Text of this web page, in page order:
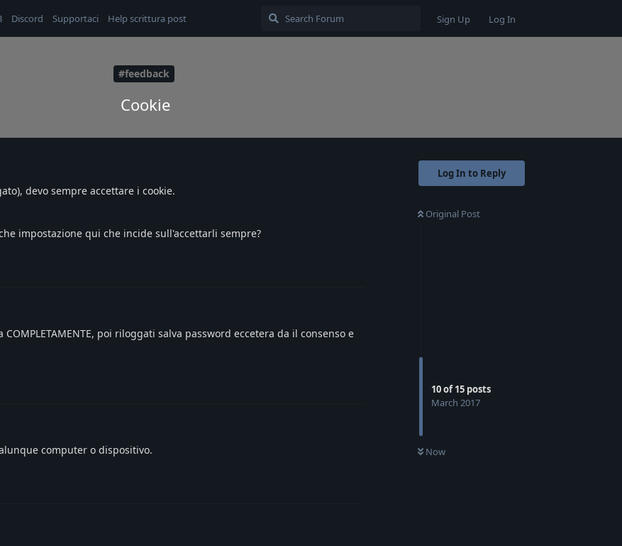
Discord Supportaci Help scrittura post Sign Up Log In
#feedback
Cookie
Log In to Reply
Original Post
10of15 posts
March 2017
Now
devo sempre accettare i cookie.
impostazione qui che incide sull'accettarli sempre?
poi riloggati salva password eccetera da il consenso e
computer o dispositivo.